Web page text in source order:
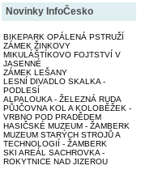
Novinky InfoČesko
BIKEPARK OPÁLENÁ PSTRUŽÍ
ZÁMEK ŽINKOVY
MIKULÁŠTÍKOVO FOJTSTVÍ V
JASENNÉ
ZÁMEK LEŠANY
LESNÍ DIVADLO SKALKA -
PODLESÍ
ALPALOUKA - ŽELEZNÁ RUDA
PŮJČOVNA KOL A KOLOBĚŽEK -
VRBNO POD PRADĚDEM
HASIČSKÉ MUZEUM - ŽAMBERK
MUZEUM STARÝCH STROJŮ A
TECHNOLOGIÍ - ŽAMBERK
SKI AREÁL SACHROVKA -
ROKYTNICE NAD JIZEROU